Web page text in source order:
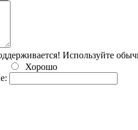
Используйте
Хорошо